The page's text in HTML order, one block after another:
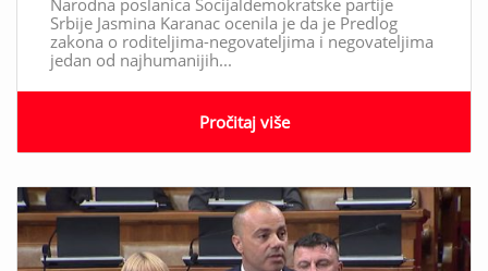
Srbije Jasmina Karanac ocenila je da je Predlog
zakona o roditeljima-negovateljima i negovateljima
jedan od najhumanijih...
Pročitaj više